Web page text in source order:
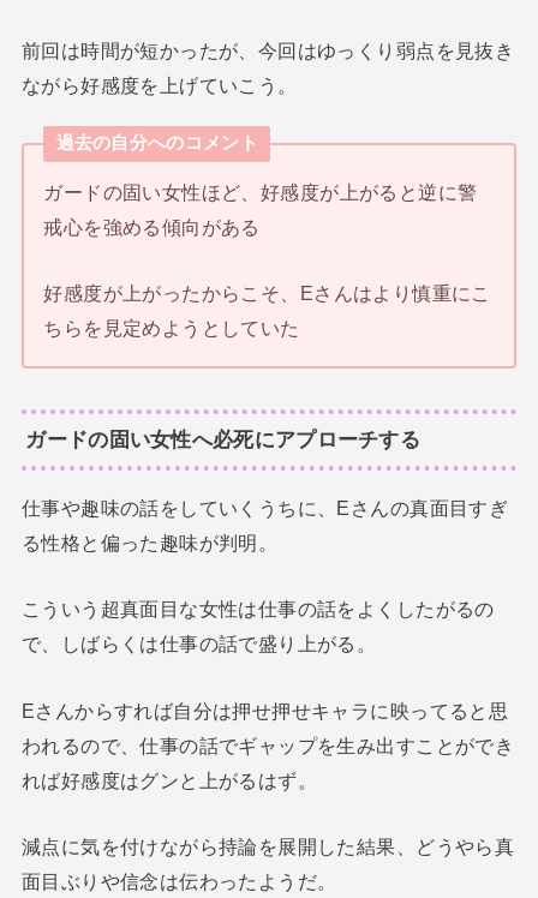
前回は時間が短かったが、今回はゆっくり弱点を見抜き
ながら好感度を上げていこう。
過去の自分へのコメント
ガードの固い女性ほど、好感度が上がると逆に警
戒心を強める傾向がある
好感度が上がったからこそ、Eさんはより慎重にこ
ちらを見定めようとしていた
ガードの固い女性へ必死にアプローチする
仕事や趣味の話をしていくうちに、Eさんの真面目すぎ
る性格と偏った趣味が判明。
こういう超真面目な女性は仕事の話をよくしたがるの
で、しばらくは仕事の話で盛り上がる。
Eさんからすれば自分は押せ押せキャラに映ってると思
われるので、仕事の話でギャップを生み出すことができ
れば好感度はグンと上がるはず。
減点に気を付けながら持論を展開した結果、どうやら真
面目ぶりや信念は伝わったようだ。